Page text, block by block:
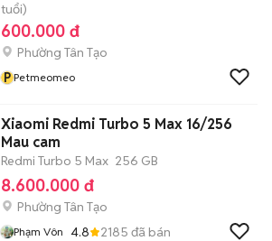
tuổi)
600.000 đ
Phường Tân Tạo
P Petmeomeo
Xiaomi Redmi Turbo 5 Max 16/256
Mau cam
Redmi Turbo 5 Max 256 GB
8.600.000 đ
Phường Tân Tạo
Phạm Vôn 4.8 2185 đã bán